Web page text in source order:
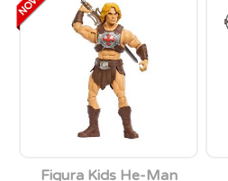
Figura Kids He-Man